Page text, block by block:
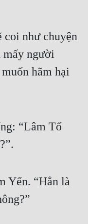
coi như chuyện
mấy người
hãm hại
“Lâm Tố
Yến. “Hẳn là